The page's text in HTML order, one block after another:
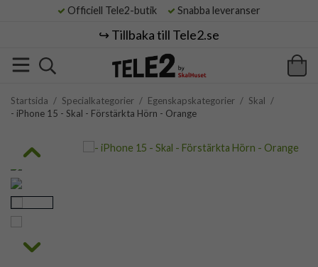
Officiell Tele2-butik Snabba leveranser
↪️ Tillbaka till Tele2.se
Startsida / Specialkategorier / Egenskapskategorier / Skal /
- iPhone 15 - Skal - Förstärkta Hörn - Orange